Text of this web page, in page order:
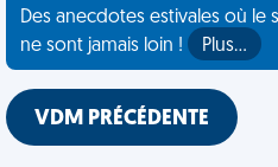
Des anecdotes estivales où le
ne sont jamais loin !
Plus…
VDM PRÉCÉDENTE